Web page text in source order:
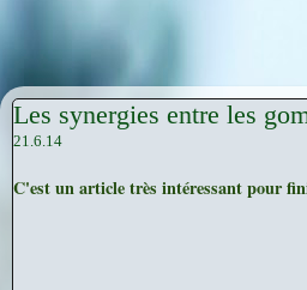
Les synergies entre les
21.6.14
C'est un article très intéressant pour